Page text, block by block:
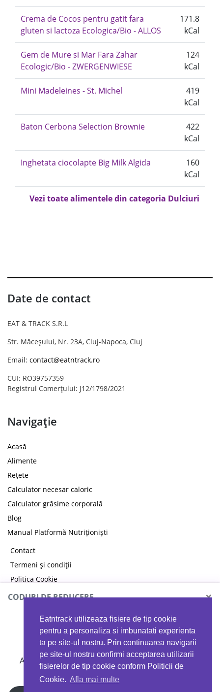
Eatntrack utilizeaza fisiere de tip cookie
pentru a personaliza si imbunatati experienta
ta pe site-ul nostru. Prin continuarea navigarii
pe site-ul nostru confirmi acceptarea utilizarii
fisierelor de tip cookie conform Politicii de
Cookie. Afla mai multe
Crema de Cocos pentru gatit fara
gluten si lactoza Ecologica/Bio - ALLOS
171.8
kCal
Gem de Mure si Mar Fara Zahar
Ecologic/Bio - ZWERGENWIESE
124
kCal
Mini Madeleines - St. Michel
419
kCal
Baton Cerbona Selection Brownie
422
kCal
Inghetata ciocolapte Big Milk Algida
160
kCal
Vezi toate alimentele din categoria Dulciuri
Date de contact
EAT & TRACK S.R.L
Str. Măceșului, Nr. 23A, Cluj-Napoca, Cluj
Email: contact@eatntrack.ro
CUI: RO39757359
Registrul Comerțului: J12/1798/2021
Navigație
Acasă
Alimente
Rețete
Calculator necesar caloric
Calculator grăsime corporală
Blog
Manual Platformă Nutriționiști
Contact
Termeni și condiții
Politica Cookie
Politica de confidențialitate
CODURI DE REDUCERE ×
MYPROTEIN
Ai 40%reducere la orice comandă folosind codul
EATTRACK